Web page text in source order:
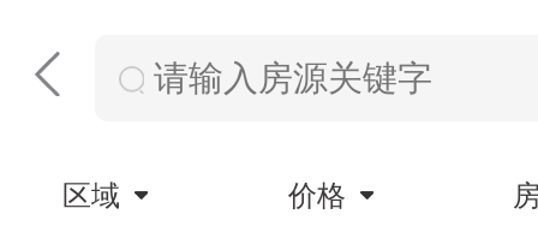
区域 价格